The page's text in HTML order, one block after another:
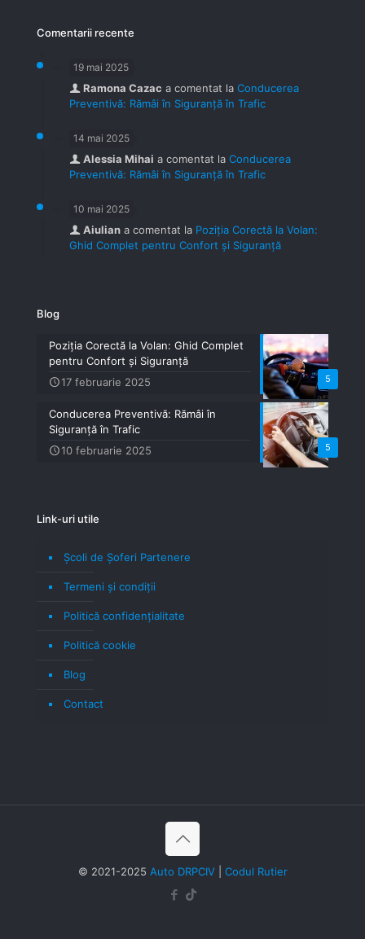
Comentarii recente
19 mai 2025
Ramona Cazac a comentat la Conducerea
Preventivă: Rămâi în Siguranță în Trafic
14 mai 2025
Alessia Mihai a comentat la Conducerea
Preventivă: Rămâi în Siguranță în Trafic
10 mai 2025
Aiulian a comentat la Poziția Corectă la Volan:
Ghid Complet pentru Confort și Siguranță
Blog
5
Poziția Corectă la Volan: Ghid Complet
pentru Confort și Siguranță
17 februarie 2025
5
Conducerea Preventivă: Rămâi în
Siguranță în Trafic
10 februarie 2025
Link-uri utile
Școli de Șoferi Partenere
Termeni şi condiţii
Politică confidenţialitate
Politică cookie
Blog
Contact
© 2021-2025 Auto DRPCIV| Codul Rutier